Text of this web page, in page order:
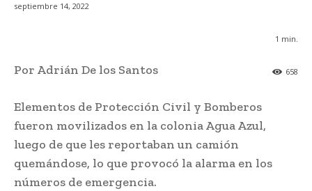
septiembre 14, 2022
1 min.
658
Por Adrián De los Santos
Elementos de Protección Civil y Bomberos
fueron movilizados en la colonia Agua Azul,
luego de que les reportaban un camión
quemándose, lo que provocó la alarma en los
números de emergencia.